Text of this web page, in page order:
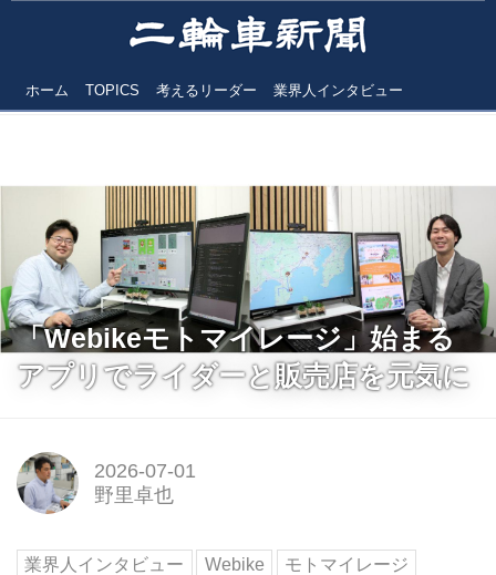
ホーム TOPICS 考えるリーダー 業界人インタビュー
「Webikeモトマイレージ」始まる
アプリでライダーと販売店を元気に
2026-07-01
野里卓也
業界人インタビュー Webike
モトマイレージ